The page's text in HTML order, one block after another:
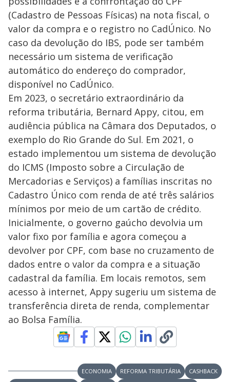
a
y
V
i
d
e
o
o
s
d
s
M
u
d
o
(Cadastro de Pessoas Físicas) na nota fiscal, o
valor da compra e o registro no CadÚnico. No
caso da devolução do IBS, pode ser também
necessário um sistema de verificação
automático do endereço do comprador,
disponível no CadÚnico.
Em 2023, o secretário extraordinário da
reforma tributária, Bernard Appy, citou, em
audiência pública na Câmara dos Deputados, o
exemplo do Rio Grande do Sul. Em 2021, o
estado implementou um sistema de devolução
do ICMS (Imposto sobre a Circulação de
Mercadorias e Serviços) a famílias inscritas no
Cadastro Único com renda de até três salários
mínimos por meio de um cartão de crédito.
Inicialmente, o governo gaúcho devolvia um
valor fixo por família e agora começou a
devolver por CPF, com base no cruzamento de
dados entre o valor da compra e a situação
cadastral da família. Em locais remotos, sem
acesso à internet, Appy sugeriu um sistema de
transferência direta de renda, complementar
ao Bolsa Família.
ECONOMIA REFORMA TRIBUTÁRIA
CASHBACK